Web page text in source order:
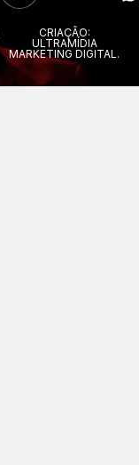
CRIAÇÃO:
ULTRAMÍDIA
MARKETING DIGITAL.